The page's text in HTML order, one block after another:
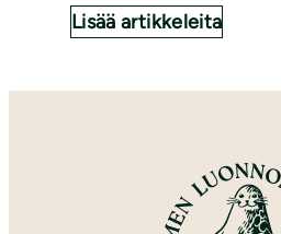
Lisää artikkeleita